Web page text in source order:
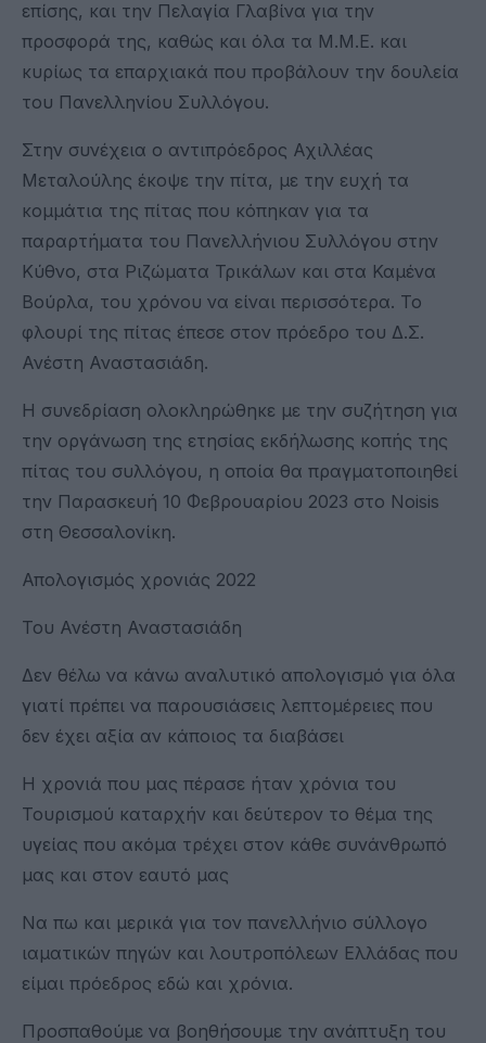
επίσης, και την Πελαγία Γλαβίνα για την
προσφορά της, καθώς και όλα τα Μ.Μ.Ε. και
κυρίως τα επαρχιακά που προβάλουν την δουλεία
του Πανελληνίου Συλλόγου.
Στην συνέχεια ο αντιπρόεδρος Αχιλλέας
Μεταλούλης έκοψε την πίτα, με την ευχή τα
κομμάτια της πίτας που κόπηκαν για τα
παραρτήματα του Πανελλήνιου Συλλόγου στην
Κύθνο, στα Ριζώματα Τρικάλων και στα Καμένα
Βούρλα, του χρόνου να είναι περισσότερα. Το
φλουρί της πίτας έπεσε στον πρόεδρο του Δ.Σ.
Ανέστη Αναστασιάδη.
Η συνεδρίαση ολοκληρώθηκε με την συζήτηση για
την οργάνωση της ετησίας εκδήλωσης κοπής της
πίτας του συλλόγου, η οποία θα πραγματοποιηθεί
την Παρασκευή 10 Φεβρουαρίου 2023 στο Noisis
στη Θεσσαλονίκη.
Απολογισμός χρονιάς 2022
Του Ανέστη Αναστασιάδη
Δεν θέλω να κάνω αναλυτικό απολογισμό για όλα
γιατί πρέπει να παρουσιάσεις λεπτομέρειες που
δεν έχει αξία αν κάποιος τα διαβάσει
Η χρονιά που μας πέρασε ήταν χρόνια του
Τουρισμού καταρχήν και δεύτερον το θέμα της
υγείας που ακόμα τρέχει στον κάθε συνάνθρωπό
μας και στον εαυτό μας
Να πω και μερικά για τον πανελλήνιο σύλλογο
ιαματικών πηγών και λουτροπόλεων Ελλάδας που
είμαι πρόεδρος εδώ και χρόνια.
Προσπαθούμε να βοηθήσουμε την ανάπτυξη του